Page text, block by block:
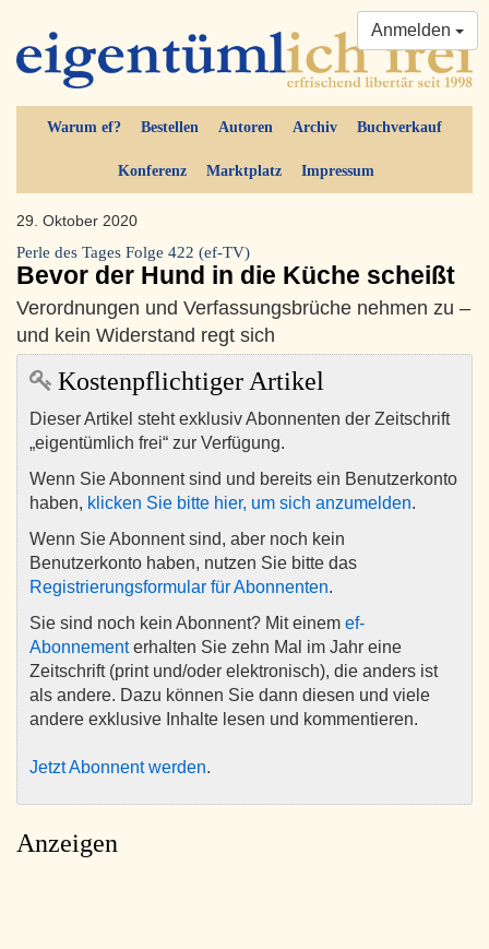
Warum ef? Bestellen Autoren Archiv Buchverkauf
Konferenz Marktplatz Impressum
Anmelden
29. Oktober 2020
Perle des Tages Folge 422 (ef-TV)
Bevor der Hund in die Küche scheißt
Verordnungen und Verfassungsbrüche nehmen zu –
und kein Widerstand regt sich
Kostenpflichtiger Artikel
Dieser Artikel steht exklusiv Abonnenten der Zeitschrift
„eigentümlich frei“ zur Verfügung.
Wenn Sie Abonnent sind und bereits ein Benutzerkonto
haben, klicken Sie bitte hier, um sich anzumelden.
Wenn Sie Abonnent sind, aber noch kein
Benutzerkonto haben, nutzen Sie bitte das
Registrierungsformular für Abonnenten.
Sie sind noch kein Abonnent? Mit einem ef-
Abonnementerhalten Sie zehn Mal im Jahr eine
Zeitschrift (print und/oder elektronisch), die anders ist
als andere. Dazu können Sie dann diesen und viele
andere exklusive Inhalte lesen und kommentieren.
Jetzt Abonnent werden.
Anzeigen